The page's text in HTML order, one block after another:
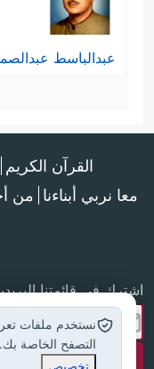
عبدالباسط
القرآن الكريم
معا نربي أبناءنا من
اشترك في قائمتنا
نستخدم ملفات
التصفح الخاصة
تخصيص